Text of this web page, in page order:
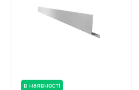
в наявності